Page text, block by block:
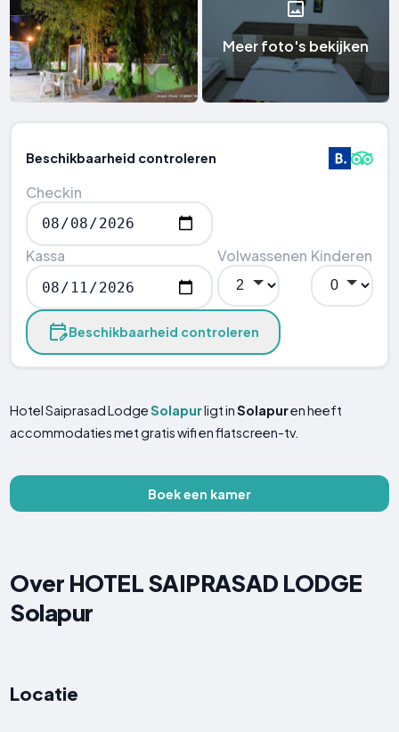
Meer foto's bekijken
Beschikbaarheid controleren
Checkin
Kassa Volwassenen Kinderen
Beschikbaarheid controleren
Hotel Saiprasad LodgeSolapurligt inSolapuren heeft
accommodaties met gratis wifi en flatscreen-tv.
Boek een kamer
Over HOTEL SAIPRASAD LODGE
Solapur
Locatie